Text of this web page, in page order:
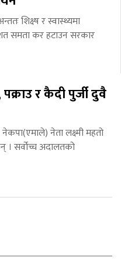
शिक्ष्ष र स्वास्थ्यमा
समता कर हटाउन सरकार
र कैदी पुर्जी दुवै
नेता लक्ष्मी महतो
। सर्वोच्च अदालतको